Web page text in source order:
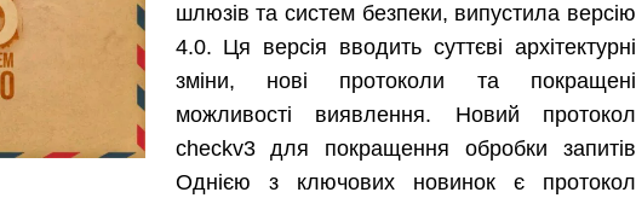
шлюзів та систем безпеки, випустила версію
4.0. Ця версія вводить суттєві архітектурні
зміни, нові протоколи та покращені
можливості виявлення. Новий протокол
checkv3 для покращення обробки запитів
Однією з ключових новинок є протокол